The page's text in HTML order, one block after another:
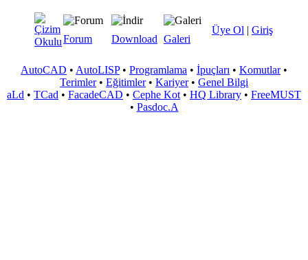
Üye Ol | Giriş
Forum Download Galeri
AutoCAD • AutoLISP• Programlama • İpuçları • Komutlar•
Terimler• Eğitimler• Kariyer• Genel Bilgi
aLd • TCad • FacadeCAD • Cephe Kot • HQ Library • FreeMUST
• Pasdoc.A